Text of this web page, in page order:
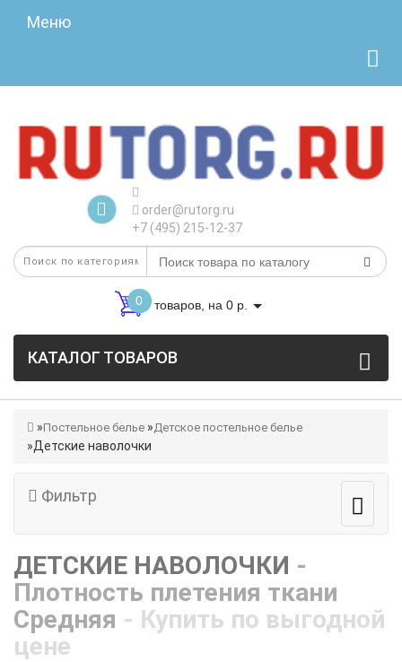
Меню
order@rutorg.ru
+7 (495) 215-12-37
0 товаров, на 0 р.
КАТАЛОГ ТОВАРОВ
Постельное белье Детское постельное белье
Детские наволочки
Фильтр
ДЕТСКИЕ НАВОЛОЧКИ -
Плотность плетения ткани
Средняя - Купить по выгодной
цене